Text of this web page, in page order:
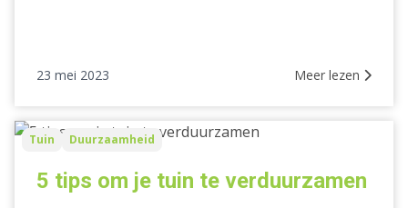
23 mei 2023 Meer lezen
5 Tuin Duurzaamheid
5 tips om je tuin te verduurzamen